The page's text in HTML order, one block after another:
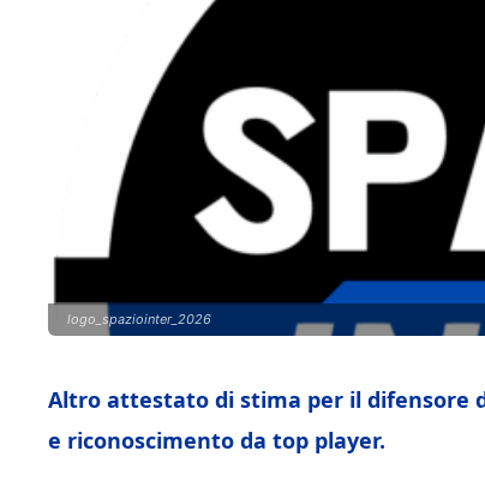
logo_spaziointer_2026
Altro attestato di stima per il difensore
e riconoscimento da top player.